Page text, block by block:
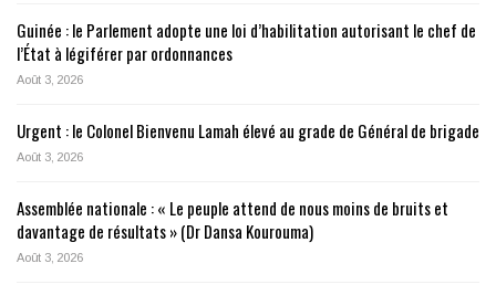
Guinée : le Parlement adopte une loi d’habilitation autorisant le chef de
l’État à légiférer par ordonnances
Août 3, 2026
Urgent : le Colonel Bienvenu Lamah élevé au grade de Général de brigade
Août 3, 2026
Assemblée nationale : « Le peuple attend de nous moins de bruits et
davantage de résultats » (Dr Dansa Kourouma)
Août 3, 2026